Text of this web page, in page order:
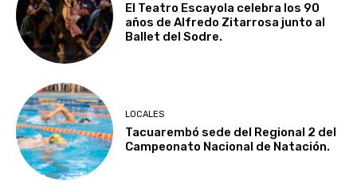
El Teatro Escayola celebra los 90
años de Alfredo Zitarrosa junto al
Ballet del Sodre.
LOCALES
Tacuarembó sede del Regional 2 del
Campeonato Nacional de Natación.